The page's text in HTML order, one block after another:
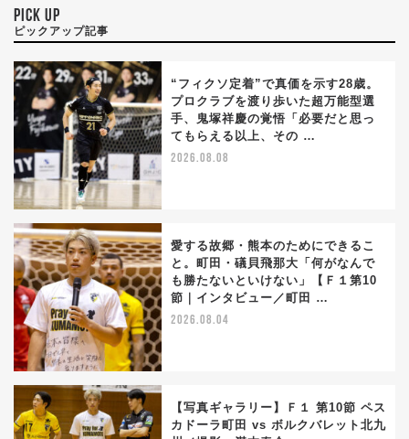
PICK UP
ピックアップ記事
“フィクソ定着”で真価を示す28歳。
プロクラブを渡り歩いた超万能型選
手、鬼塚祥慶の覚悟「必要だと思っ
てもらえる以上、その …
2026.08.08
愛する故郷・熊本のためにできるこ
と。町田・礒貝飛那大「何がなんで
も勝たないといけない」【Ｆ１第10
節｜インタビュー／町田 …
2026.08.04
【写真ギャラリー】Ｆ１ 第10節 ペス
カドーラ町田 vs ボルクバレット北九